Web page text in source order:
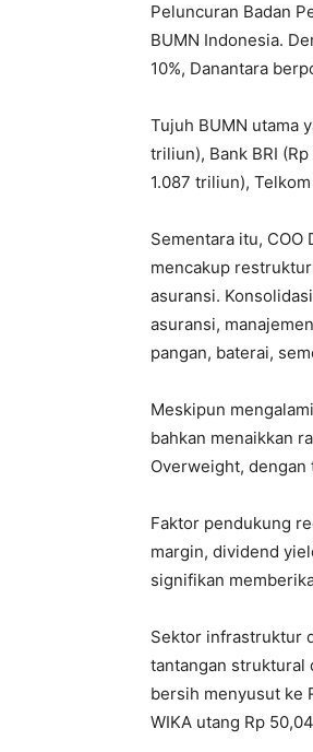
Peluncuran Badan
BUMN Indonesia.
10%, Danantara
Tujuh BUMN utama
triliun), Bank BRI
1.087 triliun),
Sementara itu, COO
mencakup
asuransi.
asuransi,
pangan, baterai,
Meskipun
bahkan menaikkan
Overweight, dengan
Faktor pendukung
margin, dividend
signifikan
Sektor infrastruktur
tantangan struktural
bersih menyusut ke
WIKA utang Rp